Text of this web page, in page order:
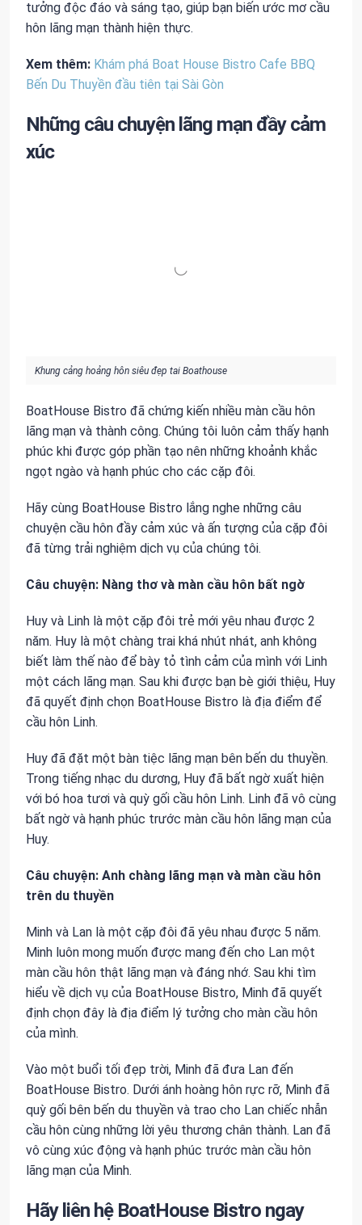
tưởng độc đáo và sáng tạo, giúp bạn biến ước mơ cầu
hôn lãng mạn thành hiện thực.
Xem thêm: Khám phá Boat House Bistro Cafe BBQ
Bến Du Thuyền đầu tiên tại Sài Gòn
Những câu chuyện lãng mạn đầy cảm
xúc
Khung cảng hoảng hôn siêu đẹp tai Boathouse
BoatHouse Bistro đã chứng kiến nhiều màn cầu hôn
lãng mạn và thành công. Chúng tôi luôn cảm thấy hạnh
phúc khi được góp phần tạo nên những khoảnh khắc
ngọt ngào và hạnh phúc cho các cặp đôi.
Hãy cùng BoatHouse Bistro lắng nghe những câu
chuyện cầu hôn đầy cảm xúc và ấn tượng của cặp đôi
đã từng trải nghiệm dịch vụ của chúng tôi.
Câu chuyện: Nàng thơ và màn cầu hôn bất ngờ
Huy và Linh là một cặp đôi trẻ mới yêu nhau được 2
năm. Huy là một chàng trai khá nhút nhát, anh không
biết làm thế nào để bày tỏ tình cảm của mình với Linh
một cách lãng mạn. Sau khi được bạn bè giới thiệu, Huy
đã quyết định chọn BoatHouse Bistro là địa điểm để
cầu hôn Linh.
Huy đã đặt một bàn tiệc lãng mạn bên bến du thuyền.
Trong tiếng nhạc du dương, Huy đã bất ngờ xuất hiện
với bó hoa tươi và quỳ gối cầu hôn Linh. Linh đã vô cùng
bất ngờ và hạnh phúc trước màn cầu hôn lãng mạn của
Huy.
Câu chuyện: Anh chàng lãng mạn và màn cầu hôn
trên du thuyền
Minh và Lan là một cặp đôi đã yêu nhau được 5 năm.
Minh luôn mong muốn được mang đến cho Lan một
màn cầu hôn thật lãng mạn và đáng nhớ. Sau khi tìm
hiểu về dịch vụ của BoatHouse Bistro, Minh đã quyết
định chọn đây là địa điểm lý tưởng cho màn cầu hôn
của mình.
Vào một buổi tối đẹp trời, Minh đã đưa Lan đến
BoatHouse Bistro. Dưới ánh hoàng hôn rực rỡ, Minh đã
quỳ gối bên bến du thuyền và trao cho Lan chiếc nhẫn
cầu hôn cùng những lời yêu thương chân thành. Lan đã
vô cùng xúc động và hạnh phúc trước màn cầu hôn
lãng mạn của Minh.
Hãy liên hệ BoatHouse Bistro ngay